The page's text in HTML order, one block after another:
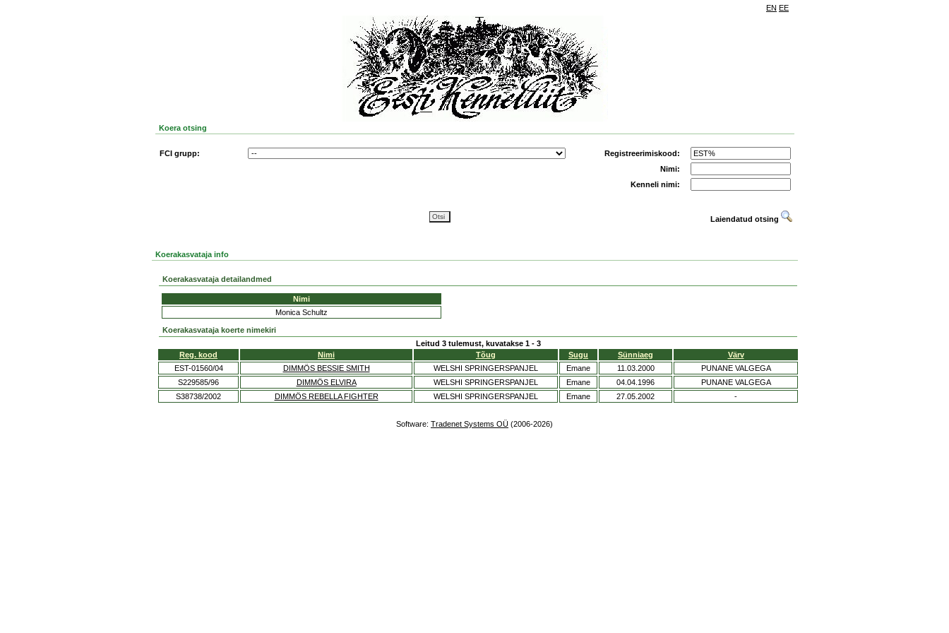
EN EE
Koera otsing
FCI grupp:
Registreerimiskood:
Nimi:
Kenneli nimi:
Laiendatud otsing
Koerakasvataja info
Koerakasvataja detailandmed
Nimi
Monica Schultz
Koerakasvataja koerte nimekiri
Leitud 3 tulemust, kuvatakse 1 - 3
Reg. kood
Nimi Tõug Sugu Sünniaeg
Värv
EST-01560/04
DIMMÖS BESSIE SMITH WELSHI SPRINGERSPANJEL Emane 11.03.2000
PUNANE VALGEGA
S229585/96
DIMMÖS ELVIRA WELSHI SPRINGERSPANJEL Emane 04.04.1996
PUNANE VALGEGA
S38738/2002
DIMMÖS REBELLA FIGHTER WELSHI SPRINGERSPANJEL Emane 27.05.2002 -
Software: Tradenet Systems OÜ (2006-2026)